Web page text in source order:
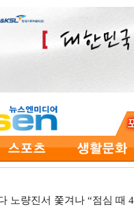
노량진서 쫓겨나 “점심 때